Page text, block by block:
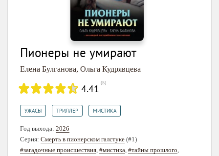
Пионеры не умирают
Елена Булганова, Ольга Кудрявцева
4.41 (5)
УЖАСЫ ТРИЛЛЕР МИСТИКА
Год выхода: 2026
Серия: Смерть в пионерском галстуке (#1)
#загадочные происшествия, #мистика, #тайны прошлого,